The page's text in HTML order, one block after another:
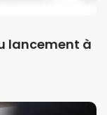
lancement à